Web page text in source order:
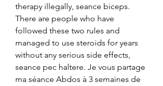
therapy illegally, seance biceps.
There are people who have
followed these two rules and
managed to use steroids for years
without any serious side effects,
seance pec haltere. Je vous partage
ma séance Abdos à 3 semaines de